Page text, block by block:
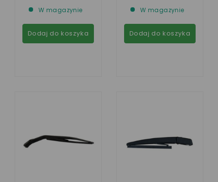
W magazynie
Dodaj do koszyka
CROSSOVER (VISION
ET SENSATION)
W magazynie
Dodaj do koszyka